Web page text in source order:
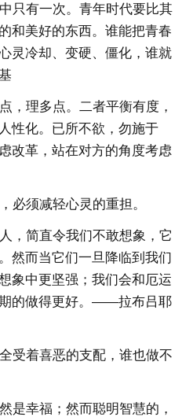
只有一次。青年时代要比其
和美好的东西。谁能把青春
灵冷却、变硬、僵化，谁就
，理多点。二者平衡有度，
性化。已所不欲，勿施于
改革，站在对方的角度考虑
必须减轻心灵的重担。
，简直令我们不敢想象，它
然而当它们一旦降临到我们
象中更坚强；我们会和厄运
的做得更好。——拉布吕耶
受着喜恶的支配，谁也做不
是幸福；然而聪明智慧的，